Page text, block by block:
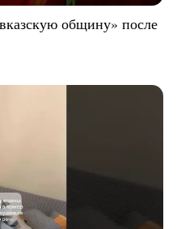
общину» после